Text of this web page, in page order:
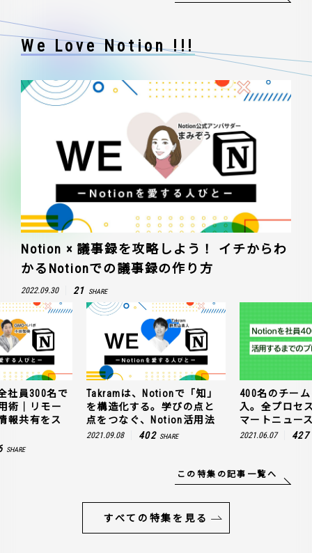
We Love Notion !!!
Notion × 議事録を攻略しよう！ イチからわ
かるNotionでの議事録の作り方
2022.09.30 21 SHARE
社員300名で
術｜リモー
報共有をス
SHARE
Takramは、Notionで「知」
を構造化する。学びの点と
点をつなぐ、Notion活用法
2021.09.08 402 SHARE
400名のチー
入。全プロセ
マートニュー
2021.06.07 427
この特集の記事一覧へ
すべての特集を見る